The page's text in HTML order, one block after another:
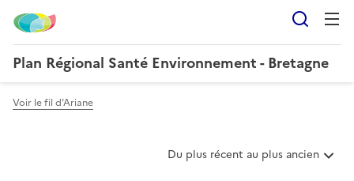
Plan Régional Santé Environnement - Bretagne
Voir le fil d'Ariane
T
Du plus récent au plus ancien